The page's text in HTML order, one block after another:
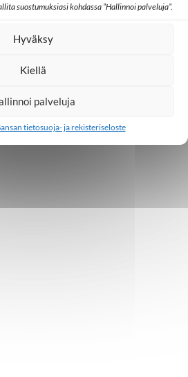
suostumuksiasi kohdassa ”Hallinnoi palveluja”.
Hyväksy
Kiellä
palveluja
tietosuoja- ja rekisteriseloste